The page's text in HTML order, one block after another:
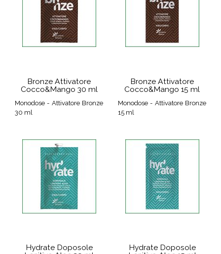
Bronze Attivatore
Cocco&Mango 30 ml
Monodose - Attivatore Bronze
30 ml
Bronze Attivatore
Cocco&Mango 15 ml
Monodose - Attivatore Bronze
15 ml
Hydrate Doposole
Hydrate Doposole